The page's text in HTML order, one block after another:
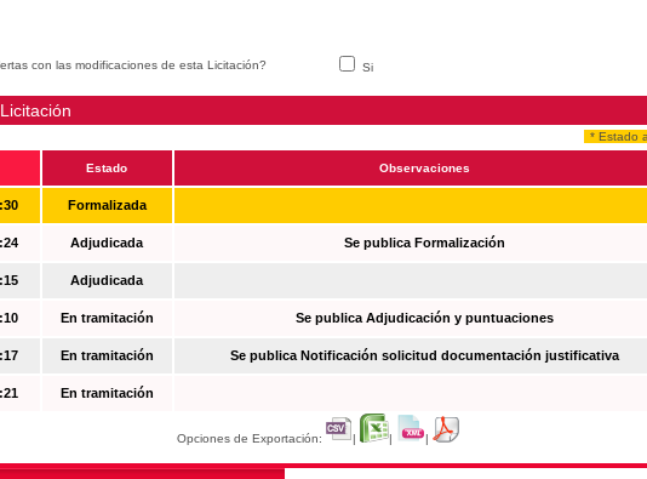
con las modificaciones de esta Licitación? Si
* Estado
Estado Observaciones
Formalizada
Adjudicada Se publica Formalización
Adjudicada
En tramitación Se publica Adjudicación y puntuaciones
En tramitación Se publica Notificación solicitud documentación justificativa
En tramitación
Opciones de Exportación: | | |